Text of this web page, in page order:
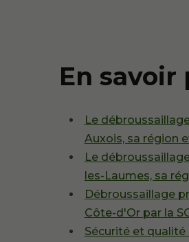
En savoir
Le
Auxois, sa région
Le
les-Laumes, sa
Débroussaillage
Côte-d'Or par la
Sécurité et